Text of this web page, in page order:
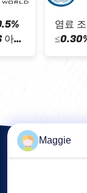
Maggie